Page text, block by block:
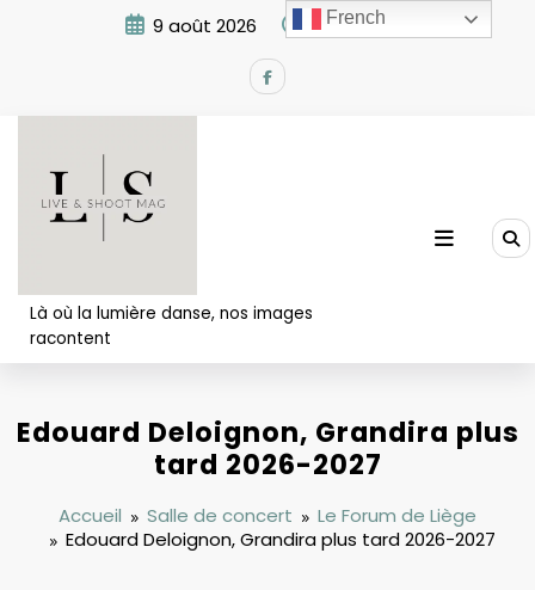
9 août 2026 9:04:56 AM
Là où la lumière danse, nos images
racontent
Edouard Deloignon, Grandira plus
tard 2026-2027
Accueil Salle de concert
Le Forum de Liège
Edouard Deloignon, Grandira plus tard 2026-2027
French